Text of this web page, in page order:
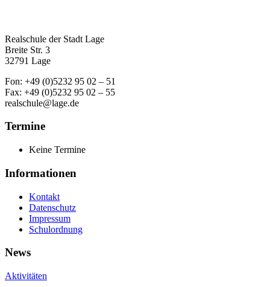
Realschule der Stadt Lage
Breite Str. 3
32791 Lage
Fon: +49 (0)5232 95 02 – 51
Fax: +49 (0)5232 95 02 – 55
realschule@lage.de
Termine
Keine Termine
Informationen
Kontakt
Datenschutz
Impressum
Schulordnung
News
Aktivitäten